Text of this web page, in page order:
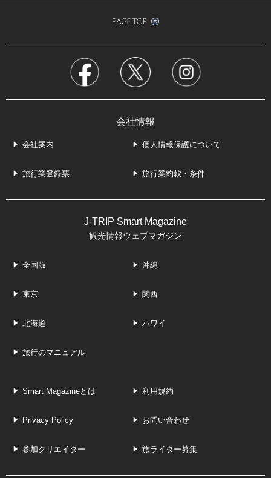
会社情報
会社案内 個人情報保護について
旅行業登録票 旅行業約款・条件
J-TRIP Smart Magazine
観光情報ウェブマガジン
全国版 沖縄
東京 関西
北海道 ハワイ
旅行のマニュアル
Smart Magazineとは 利用規約
Privacy Policy お問い合わせ
参加クリエイター 旅ライター募集